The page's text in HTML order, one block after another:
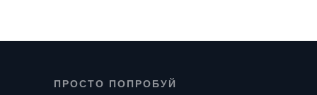
ПРОСТО ПОПРОБУЙ